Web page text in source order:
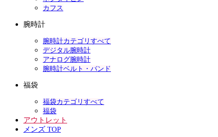
カフス
腕時計
腕時計カテゴリすべて
デジタル腕時計
アナログ腕時計
腕時計ベルト・バンド
福袋
福袋カテゴリすべて
福袋
アウトレット
メンズ TOP